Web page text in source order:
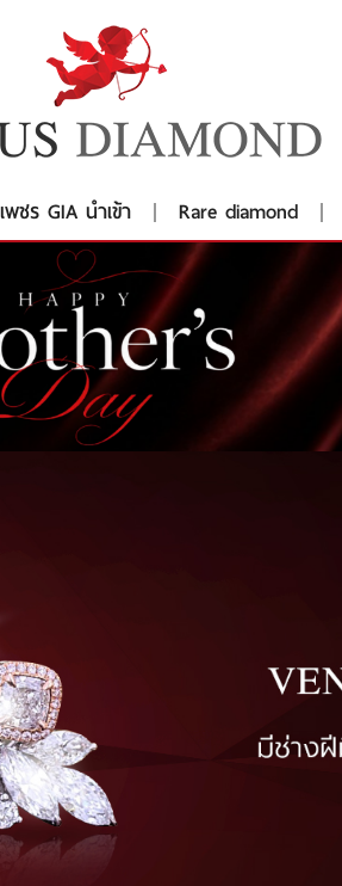
พชร GIA นำเข้า Rare diamond